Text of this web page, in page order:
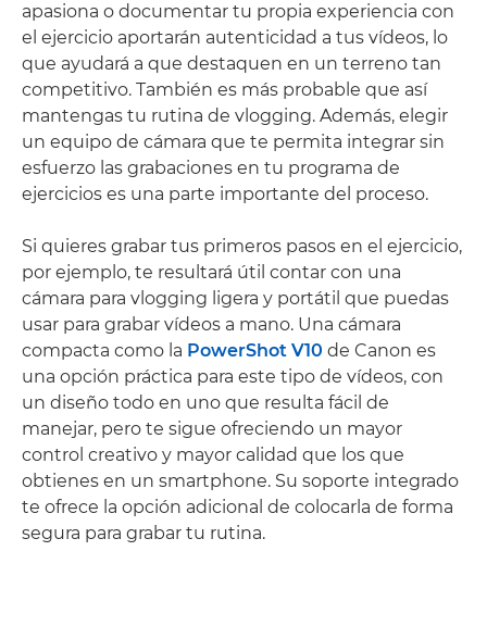
apasiona o documentar tu propia experiencia con
el ejercicio aportarán autenticidad a tus vídeos, lo
que ayudará a que destaquen en un terreno tan
competitivo. También es más probable que así
mantengas tu rutina de vlogging. Además, elegir
un equipo de cámara que te permita integrar sin
esfuerzo las grabaciones en tu programa de
ejercicios es una parte importante del proceso.
Si quieres grabar tus primeros pasos en el ejercicio,
por ejemplo, te resultará útil contar con una
cámara para vlogging ligera y portátil que puedas
usar para grabar vídeos a mano. Una cámara
compacta como la PowerShot V10 de Canon es
una opción práctica para este tipo de vídeos, con
un diseño todo en uno que resulta fácil de
manejar, pero te sigue ofreciendo un mayor
control creativo y mayor calidad que los que
obtienes en un smartphone. Su soporte integrado
te ofrece la opción adicional de colocarla de forma
segura para grabar tu rutina.